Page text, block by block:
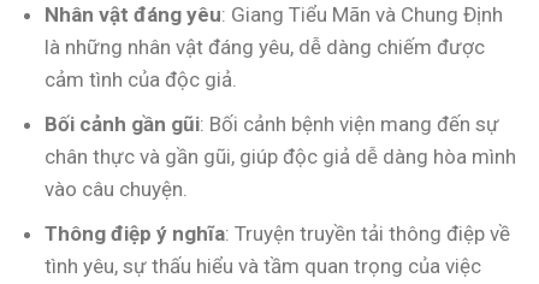
Nhân vật đáng yêu: Giang Tiểu Mãn và Chung Định
là những nhân vật đáng yêu, dễ dàng chiếm được
cảm tình của độc giả.
Bối cảnh gần gũi: Bối cảnh bệnh viện mang đến sự
chân thực và gần gũi, giúp độc giả dễ dàng hòa mình
vào câu chuyện.
Thông điệp ý nghĩa: Truyện truyền tải thông điệp về
tình yêu, sự thấu hiểu và tầm quan trọng của việc